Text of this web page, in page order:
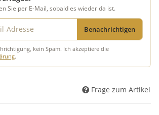
Sie per E-Mail, sobald es wieder da ist.
Benachrichtigen
kein Spam. Ich akzeptiere die
.
Frage zum Artikel